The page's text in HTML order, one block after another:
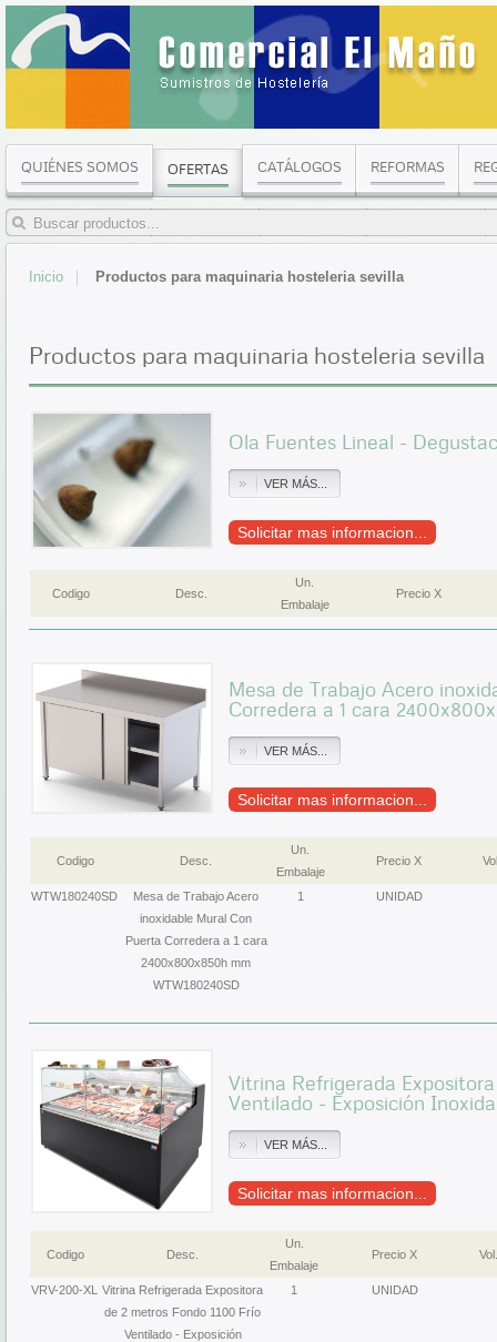
QUIÉNES SOMOS OFERTAS CATÁLOGOS REFORMAS
Inicio Productos para maquinaria hosteleria sevilla
Productos para maquinaria hosteleria sevilla
Ola Fuentes Lineal -
VER MÁS...
Solicitar mas informacion...
Codigo Desc.
Un.
Embalaje
Precio X
Mesa de Trabajo Acero
Corredera a 1 cara
VER MÁS...
Solicitar mas informacion...
Codigo Desc.
Un.
Embalaje
Precio X
WTW180240SD
Mesa de Trabajo Acero
inoxidable Mural Con
Puerta Corredera a 1 cara
2400x800x850h mm
WTW180240SD
1 UNIDAD
Vitrina Refrigerada
Ventilado - Exposición
VER MÁS...
Solicitar mas informacion...
Codigo Desc.
Un.
Embalaje
Precio X Vol.
VRV-200-XL
Vitrina Refrigerada Expositora
de 2 metros Fondo 1100 Frío
Ventilado - Exposición
1 UNIDAD